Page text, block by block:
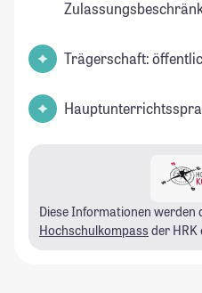
Trägerschaft:
Diese Informationen werden
Hochschulkompass der HRK